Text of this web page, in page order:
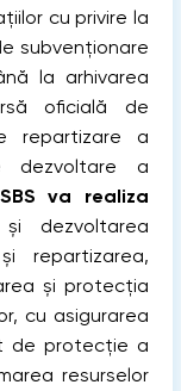
cu privire la
subvenționare
la arhivarea
oficială de
repartizare a
dezvoltare a
va realiza
dezvoltarea
repartizarea,
şi protecţia
cu asigurarea
de protecţie a
resurselor